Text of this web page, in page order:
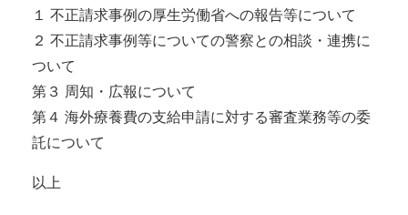
１ 不正請求事例の厚生労働省への報告等について
２ 不正請求事例等についての警察との相談・連携に
ついて
第３ 周知・広報について
第４ 海外療養費の支給申請に対する審査業務等の委
託について
以上